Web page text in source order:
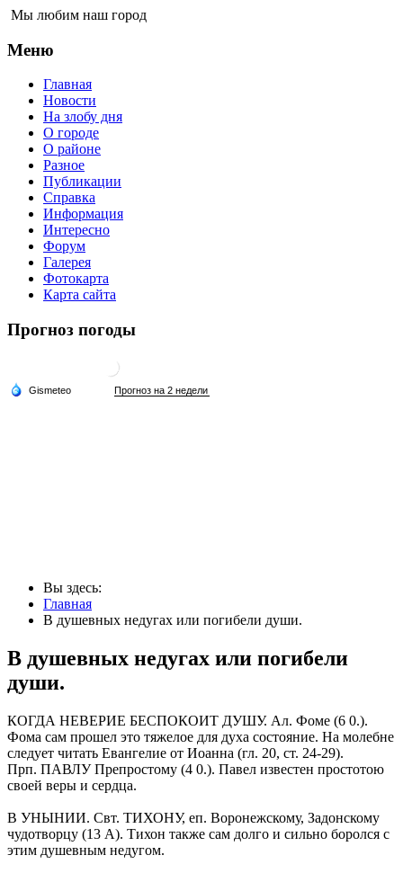
Мы любим наш город
Меню
Главная
Новости
На злобу дня
О городе
О районе
Разное
Публикации
Справка
Информация
Интересно
Форум
Галерея
Фотокарта
Карта сайта
Прогноз погоды
Вы здесь:
Главная
В душевных недугах или погибели души.
В душевных недугах или погибели
души.
КОГДА НЕВЕРИЕ БЕСПОКОИТ ДУШУ. Ал. Фоме (6 0.).
Фома сам про­шел это тяжелое для духа состояние. На молебне
следует читать Еван­гелие от Иоанна (гл. 20, ст. 24-29).
Прп. ПАВЛУ Препростому (4 0.). Павел известен простотою
своей веры и сердца.
В УНЫНИИ. Свт. ТИХОНУ, еп. Воронежскому, Задонскому
чудотвор­цу (13 А). Тихон также сам долго и сильно боролся с
этим душевным недугом.